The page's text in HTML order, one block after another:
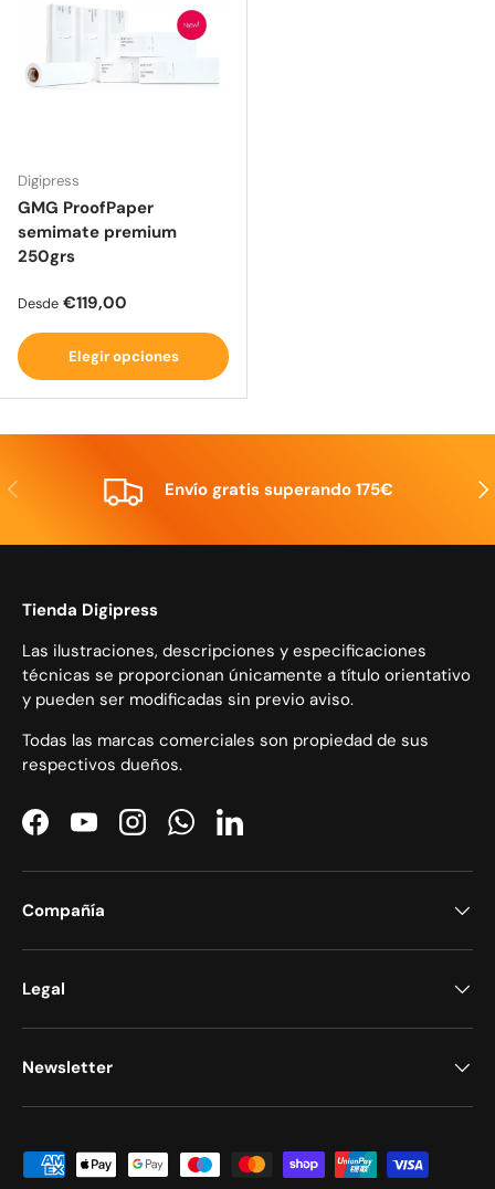
Digipress
GMG ProofPaper
semimate premium
250grs
Precio normal
Desde €119,00
Elegir opciones
Anterior Envío gratis superando 175€
Tienda Digipress
Las ilustraciones, descripciones y especificaciones
técnicas se proporcionan únicamente a título orientativo
y pueden ser modificadas sin previo aviso.
Todas las marcas comerciales son propiedad de sus
respectivos dueños.
FacebookYouTubeInstagramWhatsAppLinkedIn
Compañía
Legal
Newsletter
Formas de pago aceptadas